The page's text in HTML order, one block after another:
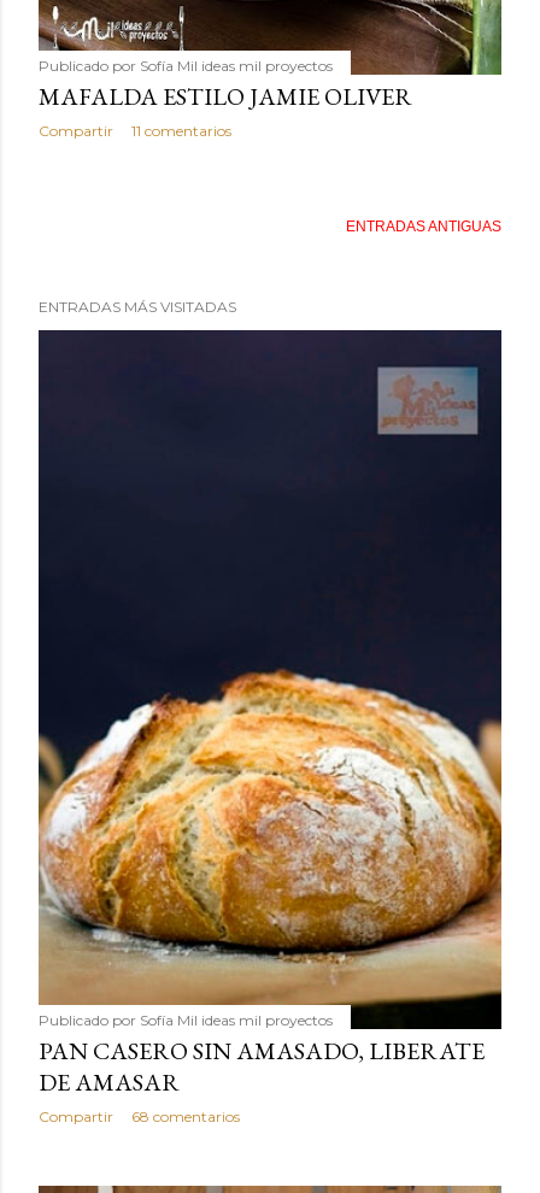
Publicado por Sofía Mil ideas mil proyectos
MAFALDA ESTILO JAMIE OLIVER
Compartir 11 comentarios
ENTRADAS ANTIGUAS
ENTRADAS MÁS VISITADAS
Publicado por Sofía Mil ideas mil proyectos
PAN CASERO SIN AMASADO, LIBERATE
DE AMASAR
Compartir 68 comentarios